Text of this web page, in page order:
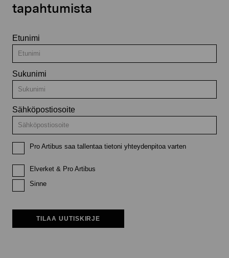
tapahtumista
Etunimi
Sukunimi
Sähköpostiosoite
Pro Artibus saa tallentaa tietoni yhteydenpitoa varten
Elverket & Pro Artibus
Sinne
TILAA UUTISKIRJE